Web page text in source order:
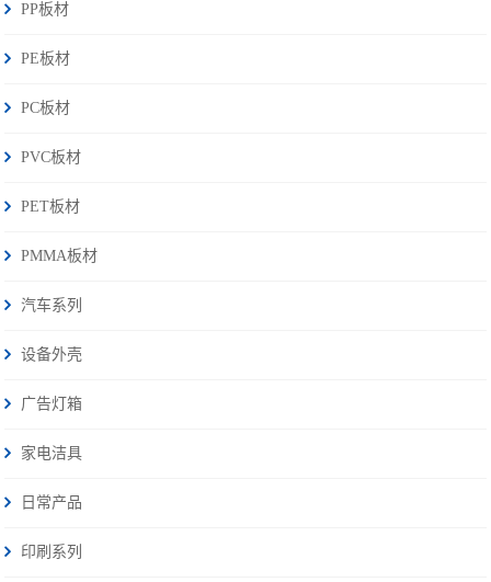
PP板材
PE板材
PC板材
PVC板材
PET板材
PMMA板材
汽车系列
设备外壳
广告灯箱
家电洁具
日常产品
印刷系列